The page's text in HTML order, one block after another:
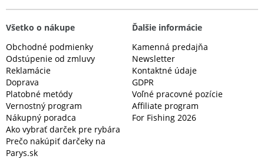
Všetko o nákupe
Obchodné podmienky
Odstúpenie od zmluvy
Reklamácie
Doprava
Platobné metódy
Vernostný program
Nákupný poradca
Ako vybrať darček pre rybára
Prečo nakúpiť darčeky na
Parys.sk
Ďalšie informácie
Kamenná predajňa
Newsletter
Kontaktné údaje
GDPR
Voľné pracovné pozície
Affiliate program
For Fishing 2026